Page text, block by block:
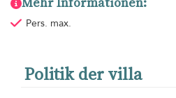
Pers. max.
Politik der villa